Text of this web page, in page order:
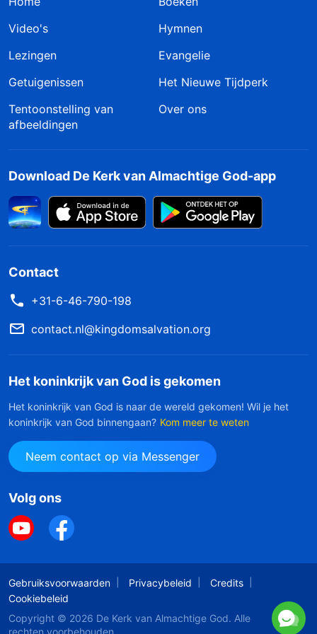
Video's
Hymnen
Lezingen
Evangelie
Getuigenissen
Het Nieuwe Tijdperk
Tentoonstelling van
afbeeldingen
Over ons
Download De Kerk van Almachtige God-app
Contact
+31-6-46-790-198
contact.nl@kingdomsalvation.org
Het koninkrijk van God is gekomen
Het koninkrijk van God is naar de wereld gekomen! Wil je het
koninkrijk van God binnengaan? Kom meer te weten
Neem contact op via Messenger
Volg ons
Gebruiksvoorwaarden Privacybeleid
Credits
Cookiebeleid
Copyright © 2026 De Kerk van Almachtige God. Alle
rechten voorbehouden.